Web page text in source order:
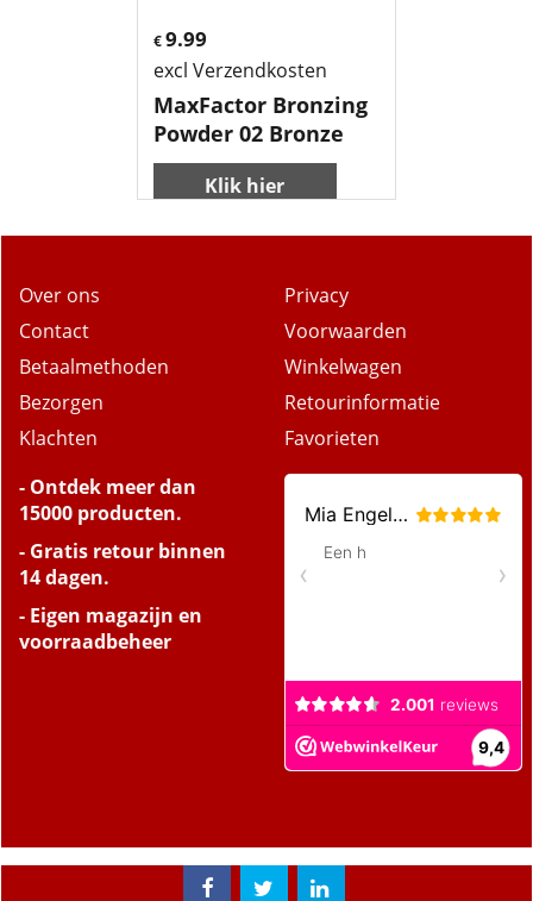
€9.99
excl Verzendkosten
MaxFactor Bronzing
Powder 02 Bronze
Klik hier
Over ons
Contact
Betaalmethoden
Bezorgen
Klachten
Privacy
Voorwaarden
Winkelwagen
Retourinformatie
Favorieten
- Ontdek meer dan
15000 producten.
- Gratis retour binnen
14 dagen.
- Eigen magazijn en
voorraadbeheer